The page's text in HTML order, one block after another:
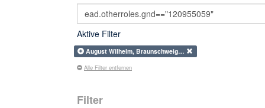
Aktive Filter
August Wilhelm, Braunschweig…
Alle Filter entfernen
Filter